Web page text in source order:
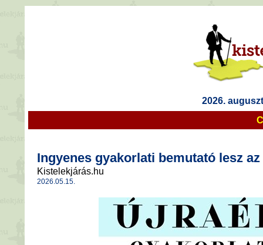
2026.
Ingyenes gyakorlati bemutató lesz
Kistelekjárás.hu
2026.05.15.